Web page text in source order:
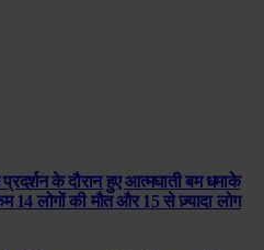
के दौरान हुए आत्मघाती बम धमाके
लोगों की मौत और 15 से ज़्यादा लोग